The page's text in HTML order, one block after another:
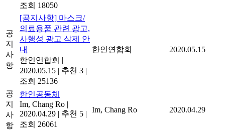
조회 18050
공
지
사
항
[공지사항] 마스크/
의료용품 관련 광고,
사행성 광고 삭제 안
내
한인연합회 |
2020.05.15 | 추천 3 |
조회 25136
한인연합회 2020.05.15
공
지
사
항
한인공동체
Im, Chang Ro |
2020.04.29 | 추천 5 |
조회 26061
Im, Chang Ro 2020.04.29